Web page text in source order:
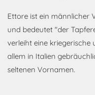
Ettore ist ein männlicher
und bedeutet "der
verleiht eine
allem in Italien
seltenen Vornamen.